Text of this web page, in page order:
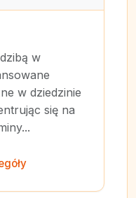
w
w dziedzinie
się na